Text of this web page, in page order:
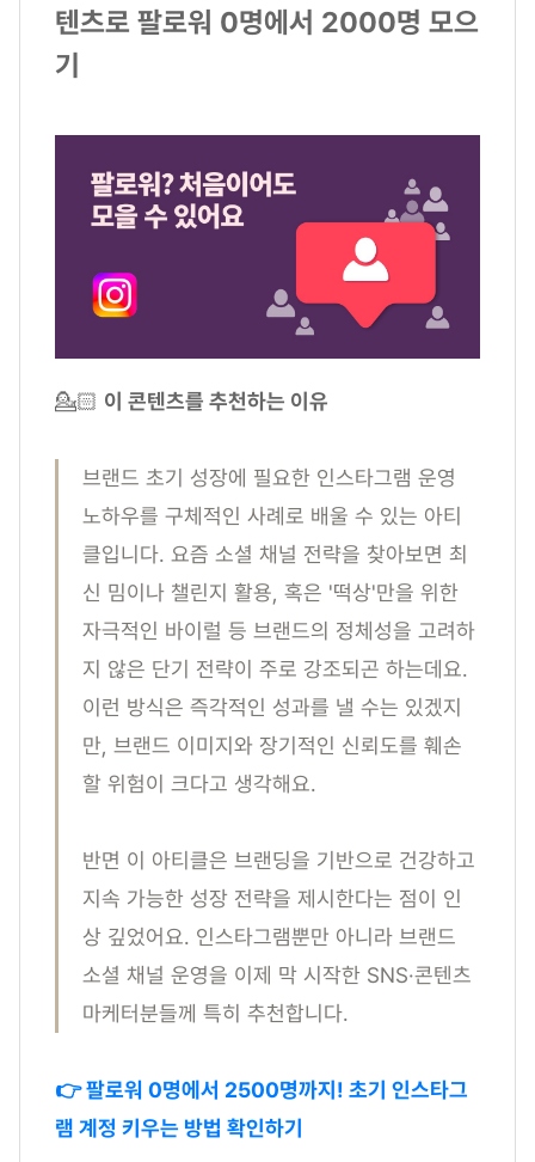
텐츠로 팔로워 0명에서 2000명 모으
기
💁🏻 이 콘텐츠를 추천하는 이유
브랜드 초기 성장에 필요한 인스타그램 운영
노하우를 구체적인 사례로 배울 수 있는 아티
클입니다. 요즘 소셜 채널 전략을 찾아보면 최
신 밈이나 챌린지 활용, 혹은 '떡상'만을 위한
자극적인 바이럴 등 브랜드의 정체성을 고려하
지 않은 단기 전략이 주로 강조되곤 하는데요.
이런 방식은 즉각적인 성과를 낼 수는 있겠지
만, 브랜드 이미지와 장기적인 신뢰도를 훼손
할 위험이 크다고 생각해요.
반면 이 아티클은 브랜딩을 기반으로 건강하고
지속 가능한 성장 전략을 제시한다는 점이 인
상 깊었어요. 인스타그램뿐만 아니라 브랜드
소셜 채널 운영을 이제 막 시작한 SNS·콘텐츠
마케터분들께 특히 추천합니다.
👉 팔로워 0명에서 2500명까지! 초기 인스타그
램 계정 키우는 방법 확인하기